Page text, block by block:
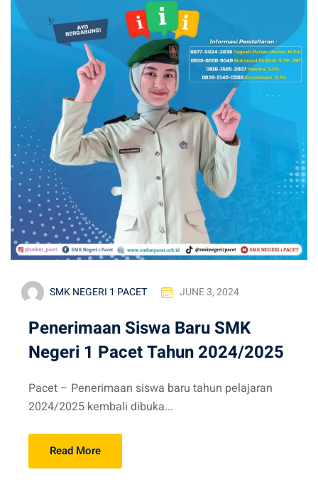
SMK NEGERI 1 PACET JUNE 3, 2024
Penerimaan Siswa Baru SMK
Negeri 1 Pacet Tahun 2024/2025
Pacet – Penerimaan siswa baru tahun pelajaran
2024/2025 kembali dibuka...
Read More